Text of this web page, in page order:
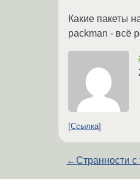
Какие пакеты
packman - всё
Ссылка
←Странности с